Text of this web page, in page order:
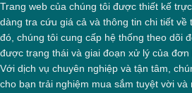
Trang web của chúng tôi được thiết kế
dàng tra cứu giá cả và thông tin chi tiết về
đó, chúng tôi cung cấp hệ thống theo dõi
được trạng thái và giai đoạn xử lý của
Với dịch vụ chuyên nghiệp và tận tâm,
cho bạn trải nghiệm mua sắm tuyệt vời